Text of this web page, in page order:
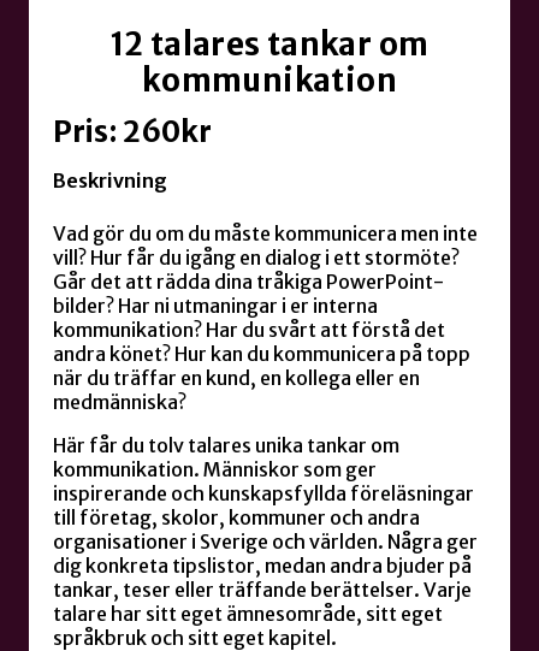
12 talares tankar om
kommunikation
Pris: 260kr
Beskrivning
Vad gör du om du måste kommunicera men inte
vill? Hur får du igång en dialog i ett stormöte?
Går det att rädda dina tråkiga PowerPoint-
bilder? Har ni utmaningar i er interna
kommunikation? Har du svårt att förstå det
andra könet? Hur kan du kommunicera på topp
när du träffar en kund, en kollega eller en
medmänniska?
Här får du tolv talares unika tankar om
kommunikation. Människor som ger
inspirerande och kunskapsfyllda föreläsningar
till företag, skolor, kommuner och andra
organisationer i Sverige och världen. Några ger
dig konkreta tipslistor, medan andra bjuder på
tankar, teser eller träffande berättelser. Varje
talare har sitt eget ämnesområde, sitt eget
språkbruk och sitt eget kapitel.